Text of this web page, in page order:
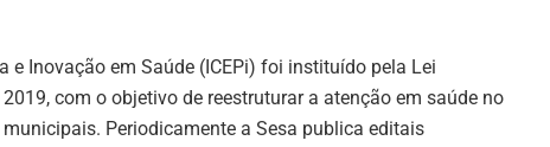
e Inovação em Saúde (ICEPi) foi instituído pela Lei
com o objetivo de reestruturar a atenção em saúde no
Periodicamente a Sesa publica editais